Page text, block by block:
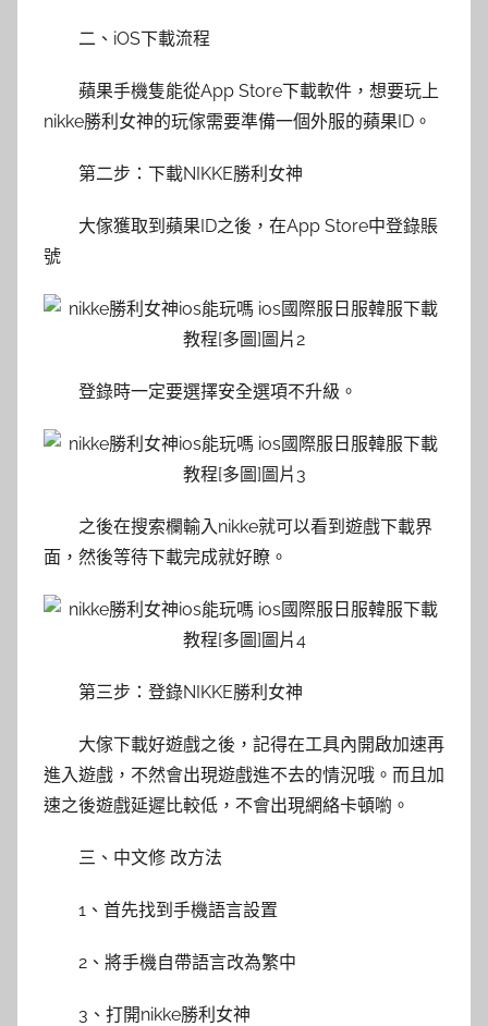
二、iOS下載流程
蘋果手機隻能從App Store下載軟件，想要玩上
nikke勝利女神的玩傢需要準備一個外服的蘋果ID。
第二步：下載NIKKE勝利女神
大傢獲取到蘋果ID之後，在App Store中登錄賬
號
登錄時一定要選擇安全選項不升級。
之後在搜索欄輸入nikke就可以看到遊戲下載界
面，然後等待下載完成就好瞭。
第三步：登錄NIKKE勝利女神
大傢下載好遊戲之後，記得在工具內開啟加速再
進入遊戲，不然會出現遊戲進不去的情況哦。而且加
速之後遊戲延遲比較低，不會出現網絡卡頓喲。
三、中文修 改方法
1、首先找到手機語言設置
2、將手機自帶語言改為繁中
3、打開nikke勝利女神